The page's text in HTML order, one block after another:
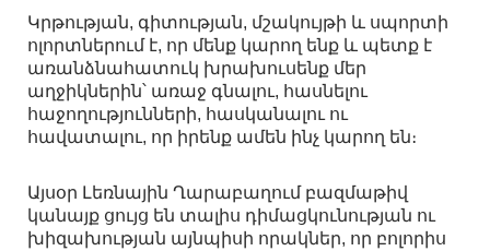
Կրթության, գիտության, մշակույթի և սպորտի
ոլորտներում է, որ մենք կարող ենք և պետք է
առանձնահատուկ խրախուսենք մեր
աղջիկներին՝ առաջ գնալու, հասնելու
հաջողությունների, հասկանալու ու
հավատալու, որ իրենք ամեն ինչ կարող են։
Այսօր Լեռնային Ղարաբաղում բազմաթիվ
կանայք ցույց են տալիս դիմացկունության ու
խիզախության այնպիսի որակներ, որ բոլորիս